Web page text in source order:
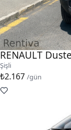
RENAULT
Şişli
₺2.167 /gün